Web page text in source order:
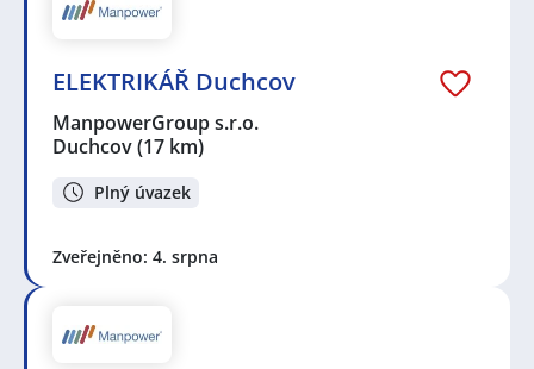
ELEKTRIKÁŘ Duchcov
ManpowerGroup s.r.o.
Duchcov(17 km)
Plný úvazek
Zveřejněno: 4. srpna